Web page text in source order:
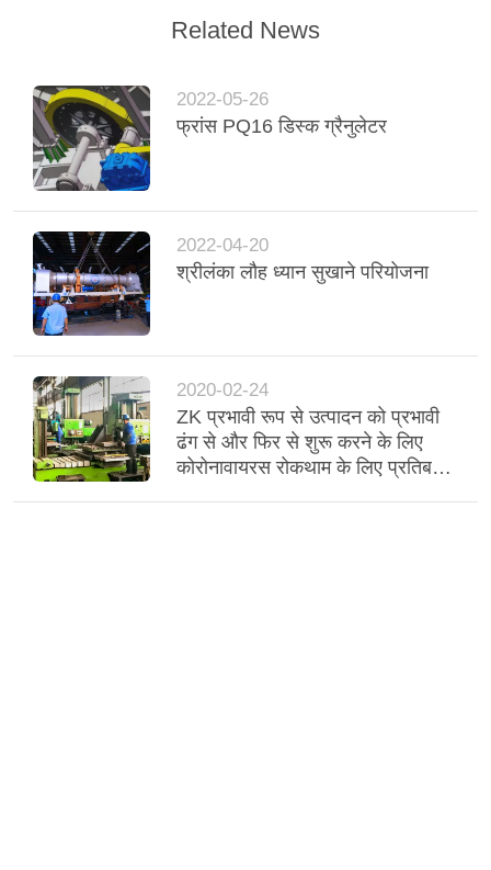
Related News
2022-05-26
फ्रांस PQ16 डिस्क ग्रैनुलेटर
2022-04-20
श्रीलंका लौह ध्यान सुखाने परियोजना
2020-02-24
ZK प्रभावी रूप से उत्पादन को प्रभावी
ढंग से और फिर से शुरू करने के लिए
कोरोनावायरस रोकथाम के लिए प्रतिबद्ध